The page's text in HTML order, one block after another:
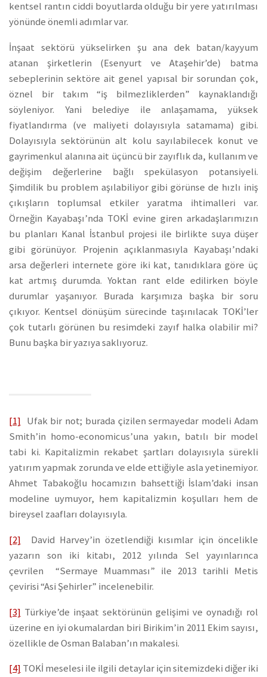
kentsel rantın ciddi boyutlarda olduğu bir yere yatırılması
yönünde önemli adımlar var.
İnşaat sektörü yükselirken şu ana dek batan/kayyum
atanan şirketlerin (Esenyurt ve Ataşehir’de) batma
sebeplerinin sektöre ait genel yapısal bir sorundan çok,
öznel bir takım “iş bilmezliklerden” kaynaklandığı
söyleniyor. Yani belediye ile anlaşamama, yüksek
fiyatlandırma (ve maliyeti dolayısıyla satamama) gibi.
Dolayısıyla sektörünün alt kolu sayılabilecek konut ve
gayrimenkul alanına ait üçüncü bir zayıflık da, kullanım ve
değişim değerlerine bağlı spekülasyon potansiyeli.
Şimdilik bu problem aşılabiliyor gibi görünse de hızlı iniş
çıkışların toplumsal etkiler yaratma ihtimalleri var.
Örneğin Kayabaşı’nda TOKİ evine giren arkadaşlarımızın
bu planları Kanal İstanbul projesi ile birlikte suya düşer
gibi görünüyor. Projenin açıklanmasıyla Kayabaşı’ndaki
arsa değerleri internete göre iki kat, tanıdıklara göre üç
kat artmış durumda. Yoktan rant elde edilirken böyle
durumlar yaşanıyor. Burada karşımıza başka bir soru
çıkıyor. Kentsel dönüşüm sürecinde taşınılacak TOKİ’ler
çok tutarlı görünen bu resimdeki zayıf halka olabilir mi?
Bunu başka bir yazıya saklıyoruz.
[1] Ufak bir not; burada çizilen sermayedar modeli Adam
Smith’in homo-economicus’una yakın, batılı bir model
tabi ki. Kapitalizmin rekabet şartları dolayısıyla sürekli
yatırım yapmak zorunda ve elde ettiğiyle asla yetinemiyor.
Ahmet Tabakoğlu hocamızın bahsettiği İslam’daki insan
modeline uymuyor, hem kapitalizmin koşulları hem de
bireysel zaafları dolayısıyla.
[2] David Harvey’in özetlendiği kısımlar için öncelikle
yazarın son iki kitabı, 2012 yılında Sel yayınlarınca
çevrilen “Sermaye Muamması” ile 2013 tarihli Metis
çevirisi “Asi Şehirler” incelenebilir.
[3] Türkiye’de inşaat sektörünün gelişimi ve oynadığı rol
üzerine en iyi okumalardan biri Birikim’in 2011 Ekim sayısı,
özellikle de Osman Balaban’ın makalesi.
[4] TOKİ meselesi ile ilgili detaylar için sitemizdeki diğer iki